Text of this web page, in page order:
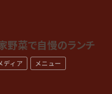
野菜で自慢のランチ
ディア メニュー